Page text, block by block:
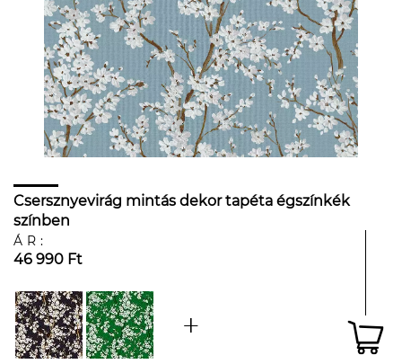
Csersznyevirág mintás dekor tapéta égszínkék
színben
ÁR:
46 990 Ft